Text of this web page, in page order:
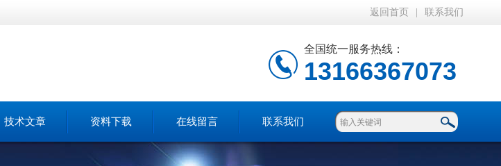
返回首页 联系我们
全国统一服务热线：
13166367073
技术文章 资料下载 在线留言 联系我们